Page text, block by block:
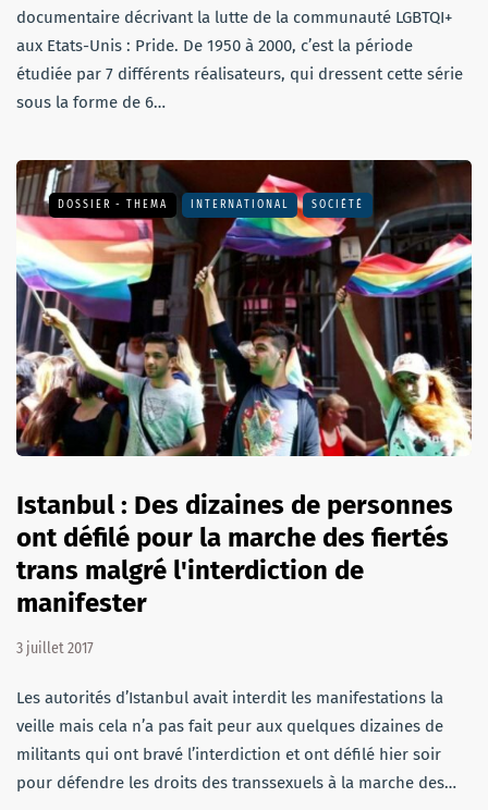
documentaire décrivant la lutte de la communauté LGBTQI+
aux Etats-Unis : Pride. De 1950 à 2000, c’est la période
étudiée par 7 différents réalisateurs, qui dressent cette série
sous la forme de 6…
DOSSIER - THEMA INTERNATIONAL SOCIÉTÉ
Istanbul : Des dizaines de personnes
ont défilé pour la marche des fiertés
trans malgré l'interdiction de
manifester
3 juillet 2017
Les autorités d’Istanbul avait interdit les manifestations la
veille mais cela n’a pas fait peur aux quelques dizaines de
militants qui ont bravé l’interdiction et ont défilé hier soir
pour défendre les droits des transsexuels à la marche des…